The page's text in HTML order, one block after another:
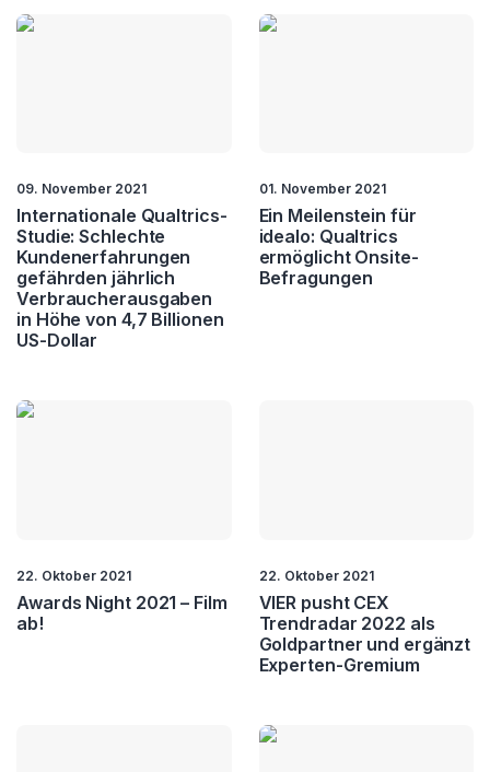
09. November 2021
Internationale Qualtrics-
Studie: Schlechte
Kundenerfahrungen
gefährden jährlich
Verbraucherausgaben
in Höhe von 4,7 Billionen
US-Dollar
01. November 2021
Ein Meilenstein für
idealo: Qualtrics
ermöglicht Onsite-
Befragungen
22. Oktober 2021
Awards Night 2021 – Film
ab!
22. Oktober 2021
VIER pusht CEX
Trendradar 2022 als
Goldpartner und ergänzt
Experten-Gremium